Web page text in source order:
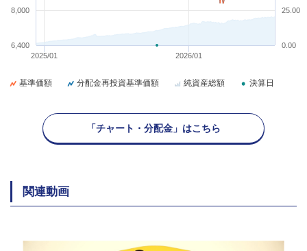
2025/01 2026/01
6,400
8,000
0.00
25.00
基準価額 分配金再投資基準価額 純資産総額 決算日
「チャート・分配金」はこちら
関連動画